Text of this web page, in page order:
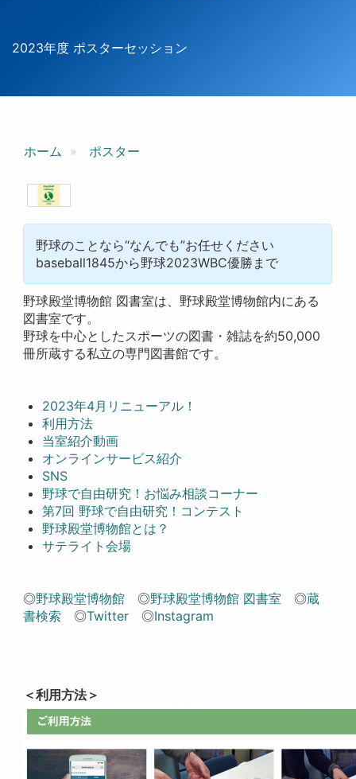
2023年度 ポスターセッション
ホーム ポスター
野球のことなら“なんでも”お任せください
baseball1845から野球2023WBC優勝まで
野球殿堂博物館 図書室は、野球殿堂博物館内にある
図書室です。
野球を中心としたスポーツの図書・雑誌を約50,000
冊所蔵する私立の専門図書館です。
2023年4月リニューアル！
利用方法
当室紹介動画
オンラインサービス紹介
SNS
野球で自由研究！お悩み相談コーナー
第7回 野球で自由研究！コンテスト
野球殿堂博物館とは？
サテライト会場
◎野球殿堂博物館 ◎野球殿堂博物館 図書室 ◎蔵
書検索 ◎Twitter ◎Instagram
＜利用方法＞